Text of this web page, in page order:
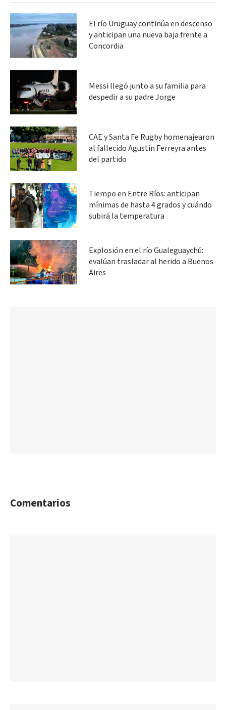
El río Uruguay continúa en descenso
y anticipan una nueva baja frente a
Concordia
Messi llegó junto a su familia para
despedir a su padre Jorge
CAE y Santa Fe Rugby homenajearon
al fallecido Agustín Ferreyra antes
del partido
Tiempo en Entre Ríos: anticipan
mínimas de hasta 4 grados y cuándo
subirá la temperatura
Explosión en el río Gualeguaychú:
evalúan trasladar al herido a Buenos
Aires
Comentarios